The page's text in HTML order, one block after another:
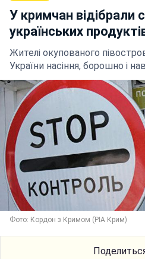
У кримчан відібрали
українських
Жителі окупованого
України насіння, борошно і
Фото: Кордон з Кримом (РІА Крим)